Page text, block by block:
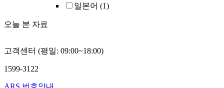
일본어 (1)
오늘 본 자료
고객센터 (평일: 09:00~18:00)
1599-3122